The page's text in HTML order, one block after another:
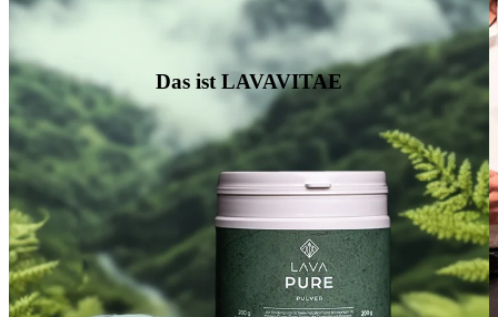
Das ist LAVAVITAE